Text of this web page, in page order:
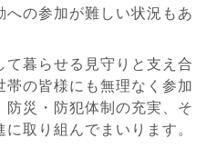
の参加が難しい状況もあ
暮らせる見守りと支え合
の皆様にも無理なく参加
防災・防犯体制の充実、そ
取り組んでまいります。